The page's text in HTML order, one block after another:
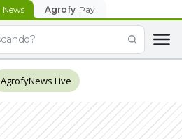
News Agrofy Pay
AgrofyNews Live